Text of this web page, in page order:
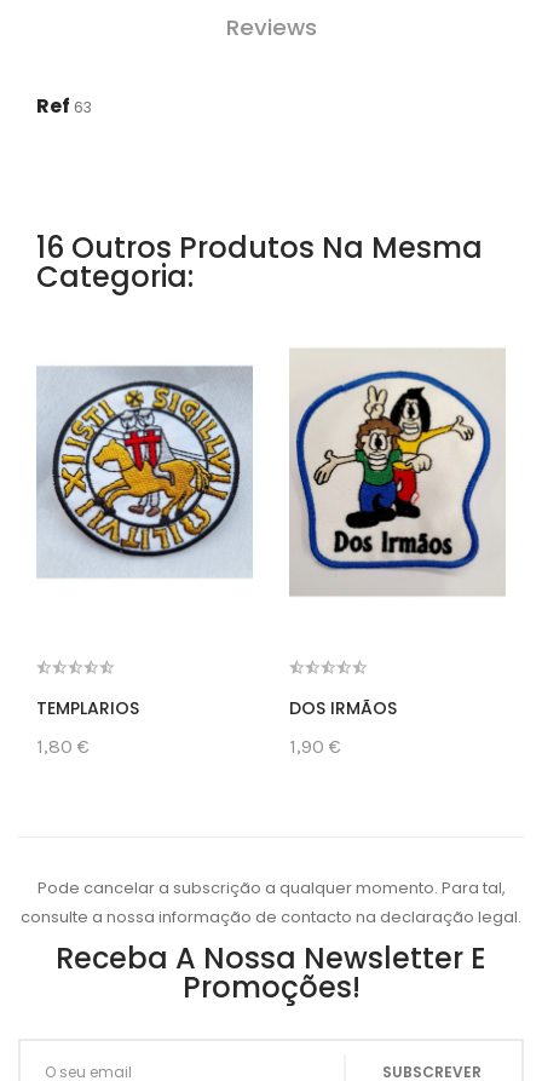
Reviews
Ref 63
16 Outros Produtos Na Mesma
Categoria:
TEMPLARIOS
1,80 €
DOS IRMÃOS
1,90 €
Pode cancelar a subscrição a qualquer momento. Para tal,
consulte a nossa informação de contacto na declaração legal.
Receba A Nossa Newsletter E
Promoções!